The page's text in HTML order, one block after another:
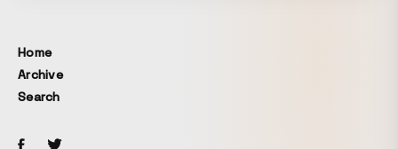
Home
Archive
Search